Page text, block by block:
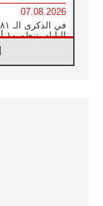
07.08.2026
اليابان تنظم ١٠ أيام للصلاة على نية السلام
الكنيسة في